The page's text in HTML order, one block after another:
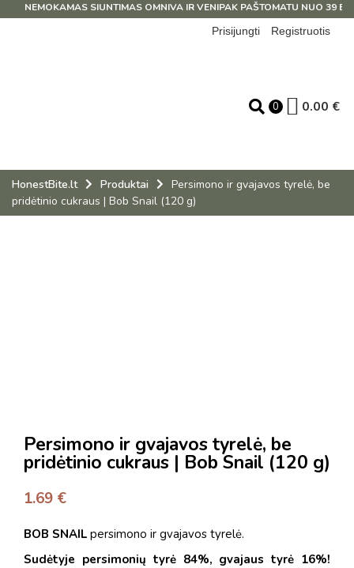
NEMOKAMAS SIUNTIMAS OMNIVA IR VENIPAK PAŠTOMATU NUO 39 EUR!
Prisijungti
Registruotis
0 0.00 €
HonestBite.lt Produktai
Persimono ir gvajavos tyrelė, be
pridėtinio cukraus | Bob Snail (120 g)
Persimono ir gvajavos tyrelė, be
pridėtinio cukraus | Bob Snail (120 g)
1.69 €
BOB SNAIL persimono ir gvajavos tyrelė.
Sudėtyje persimonių tyrė 84%, gvajaus tyrė 16%!